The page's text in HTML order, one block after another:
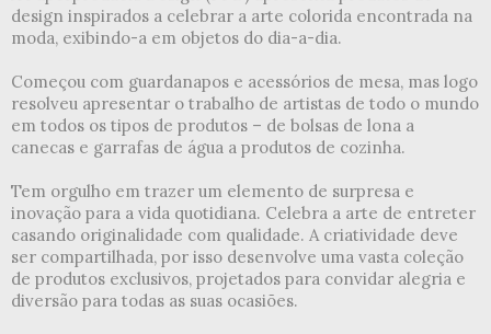
design inspirados a celebrar a arte colorida encontrada na
moda, exibindo-a em objetos do dia-a-dia.
Começou com guardanapos e acessórios de mesa, mas logo
resolveu apresentar o trabalho de artistas de todo o mundo
em todos os tipos de produtos – de bolsas de lona a
canecas e garrafas de água a produtos de cozinha.
Tem orgulho em trazer um elemento de surpresa e
inovação para a vida quotidiana. Celebra a arte de entreter
casando originalidade com qualidade. A criatividade deve
ser compartilhada, por isso desenvolve uma vasta coleção
de produtos exclusivos, projetados para convidar alegria e
diversão para todas as suas ocasiões.